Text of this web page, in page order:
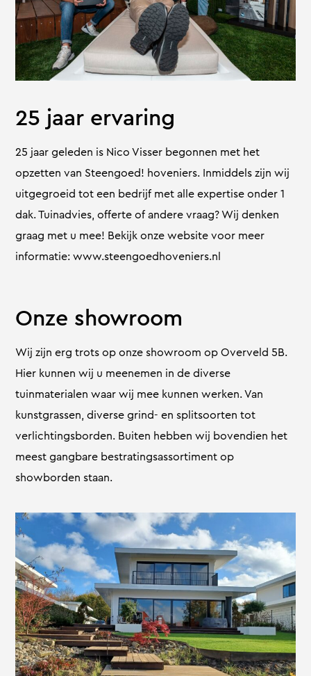
25 jaar ervaring
25 jaar geleden is Nico Visser begonnen met het
opzetten van Steengoed! hoveniers. Inmiddels zijn wij
uitgegroeid tot een bedrijf met alle expertise onder 1
dak. Tuinadvies, offerte of andere vraag? Wij denken
graag met u mee! Bekijk onze website voor meer
informatie: www.steengoedhoveniers.nl
Onze showroom
Wij zijn erg trots op onze showroom op Overveld 5B.
Hier kunnen wij u meenemen in de diverse
tuinmaterialen waar wij mee kunnen werken. Van
kunstgrassen, diverse grind- en splitsoorten tot
verlichtingsborden. Buiten hebben wij bovendien het
meest gangbare bestratingsassortiment op
showborden staan.